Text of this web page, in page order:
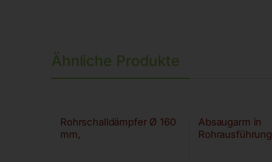
Ähnliche Produkte
Rohrschalldämpfer Ø 160
mm,
Absaugarm in
Rohrausführung